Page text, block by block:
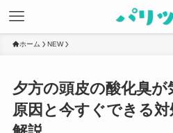
ホーム NEW
夕方の頭皮の酸化臭が
原因と今すぐできる